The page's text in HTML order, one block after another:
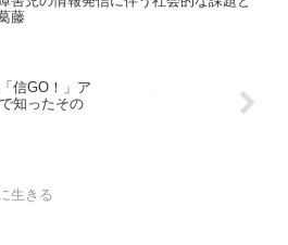
藤
信GO！」ア
知ったその
生きる